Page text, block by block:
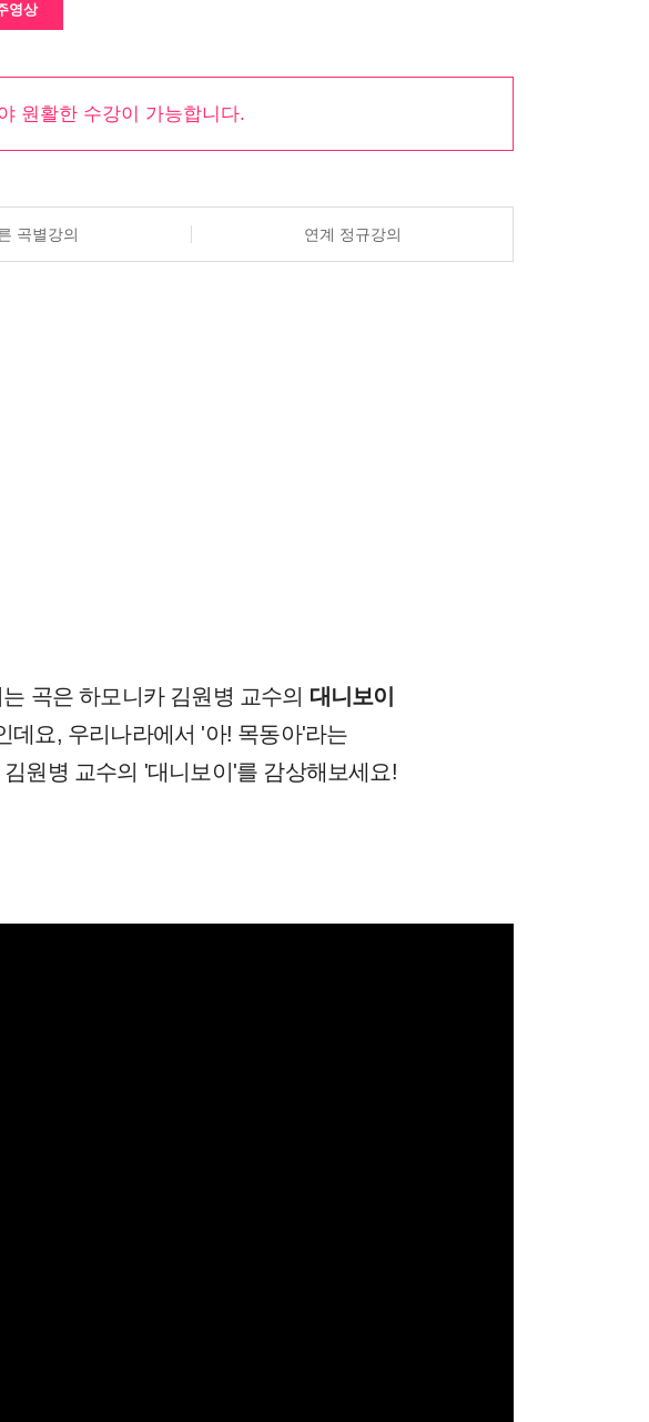
영상
원활한 수강이 가능합니다.
곡별강의 연계 정규강의
곡은 하모니카 김원병 교수의 대니보이
데요, 우리나라에서 '아! 목동아'라는
원병 교수의 '대니보이'를 감상해보세요!